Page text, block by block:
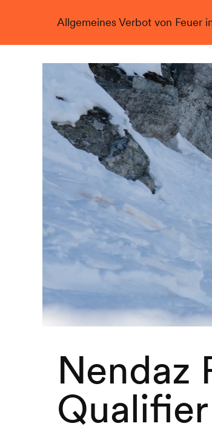
Allgemeines Verbot von Feuer
Live
Nendaz